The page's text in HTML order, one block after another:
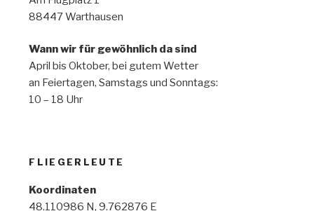
88447 Warthausen
Wann wir für gewöhnlich da sind
April bis Oktober, bei gutem Wetter
an Feiertagen, Samstags und Sonntags:
10 – 18 Uhr
FLIEGERLEUTE
Koordinaten
48.110986 N, 9.762876 E